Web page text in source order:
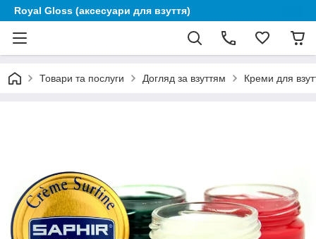
Royal Gloss (аксесуари для взуття)
Товари та послуги Догляд за взуттям Креми для